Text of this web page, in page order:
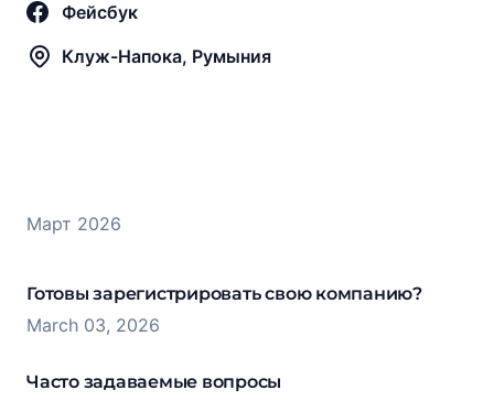
Фейсбук
Клуж-Напока, Румыния
Март 2026
Готовы зарегистрировать свою компанию?
March 03, 2026
Часто задаваемые вопросы